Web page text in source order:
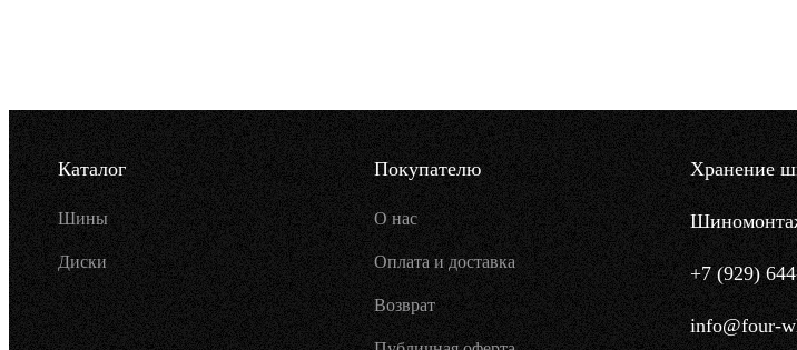
Каталог
Шины
Диски
Покупателю
О нас
Оплата и доставка
Возврат
Хранение
+7 (929)
info@four-